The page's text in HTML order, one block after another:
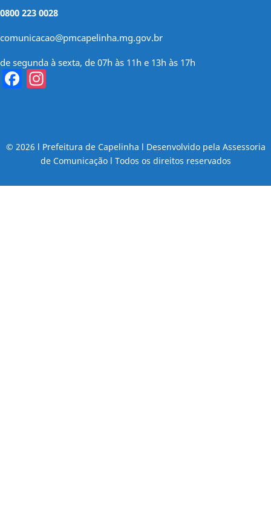
0800 223 0028
comunicacao@pmcapelinha.mg.gov.br
de segunda à sexta, de 07h às 11h e 13h às 17h
Facebook
© 2026 l Prefeitura de Capelinha l Desenvolvido pela Assessoria
de Comunicação l Todos os direitos reservados